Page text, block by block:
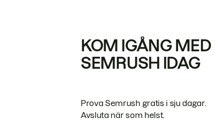
KOM IGÅNG MED
SEMRUSH IDAG
Prova Semrush gratis i sju dagar.
Avsluta när som helst.